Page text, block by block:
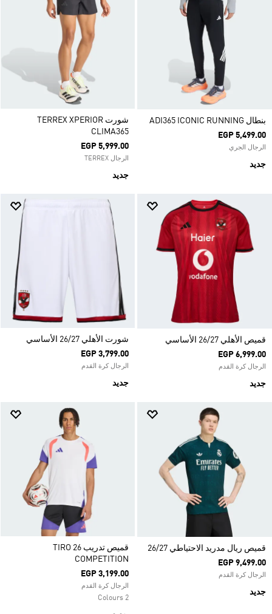
بنطال ADI365 ICONIC RUNNING
EGP 5,499.00
الرجال الجري
جديد
شورت TERREX XPERIOR
CLIMA365
EGP 5,999.00
الرجال TERREX
جديد
قميص الأهلي 26/27 الأساسي
EGP 6,999.00
الرجال كرة القدم
جديد
شورت الأهلي 26/27 الأساسي
EGP 3,799.00
الرجال كرة القدم
جديد
قميص ريال مدريد الاحتياطي 26/27
EGP 9,499.00
الرجال كرة القدم
جديد
قميص تدريب TIRO 26
COMPETITION
EGP 3,199.00
الرجال كرة القدم
2 Colours